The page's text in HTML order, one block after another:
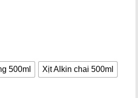
500ml Xịt Alkin chai 500ml